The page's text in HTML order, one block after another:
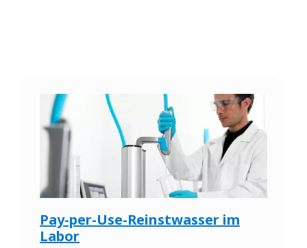
Pay-per-Use-Reinstwasser im
Labor